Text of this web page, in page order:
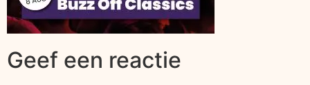
Geef een reactie